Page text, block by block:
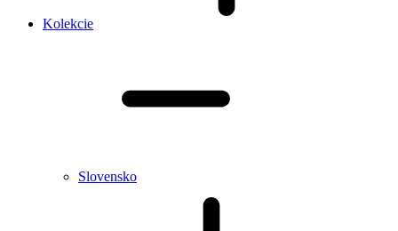
Kolekcie
Slovensko